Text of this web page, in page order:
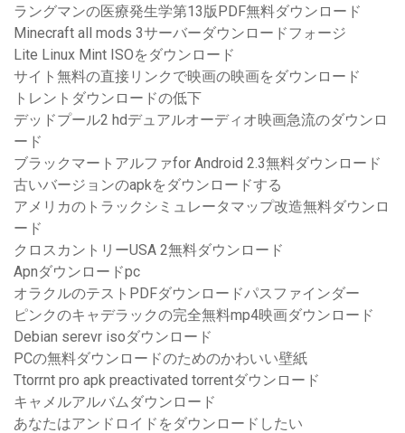
ラングマンの医療発生学第13版PDF無料ダウンロード
Minecraft all mods 3サーバーダウンロードフォージ
Lite Linux Mint ISOをダウンロード
サイト無料の直接リンクで映画の映画をダウンロード
トレントダウンロードの低下
デッドプール2 hdデュアルオーディオ映画急流のダウンロ
ード
ブラックマートアルファfor Android 2.3無料ダウンロード
古いバージョンのapkをダウンロードする
アメリカのトラックシミュレータマップ改造無料ダウンロ
ード
クロスカントリーUSA 2無料ダウンロード
Apnダウンロードpc
オラクルのテストPDFダウンロードパスファインダー
ピンクのキャデラックの完全無料mp4映画ダウンロード
Debian serevr isoダウンロード
PCの無料ダウンロードのためのかわいい壁紙
Ttorrnt pro apk preactivated torrentダウンロード
キャメルアルバムダウンロード
あなたはアンドロイドをダウンロードしたい